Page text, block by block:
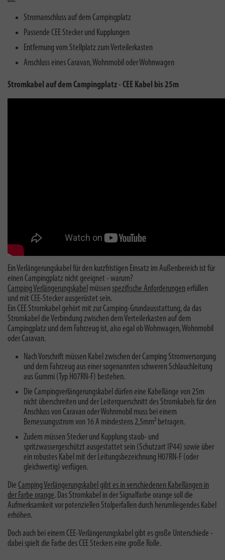
Stromanschluss auf dem Campingplatz
Passende CEE Stecker und Kupplungen
Entfernung vom Stellplatz zum Verteilerkasten
Anschluss eines Caravan, Wohnmobil oder Wohnwagen
Stromkabel auf dem Campingplatz - CEE Kabel bis 25m
Ein Verlängerungskabel für den kurzfristigen Einsatz im Außenbereich ist für
einen Campingplatz nicht geeignet - warum?
Camping Verlängerungskabel müssen spezifische Anforderungen erfüllen
und mit CEE-Stecker ausgerüstet sein.
Ein CEE Stromkabel gehört mit zur Camping-Grundausstattung, da das
Stromkabel die Verbindung zwischen dem Verteilerkasten auf dem
Campingplatz und dem Fahrzeug ist, also egal ob Wohnwagen, Wohnmobil
oder Caravan.
Nach Vorschrift müssen Kabel zwischen der Camping Stromversorgung
und dem Fahrzeug aus einer sogenannten schweren Schlauchleitung
aus Gummi (Typ H07RN-F) bestehen.
Die Campingverlängerungskabel dürfen eine Kabellänge von 25m
nicht überschreiten und der Leiterquerschnitt des Stromkabels für den
Anschluss von Caravan oder Wohnmobil muss bei einem
Bemessungsstrom von 16 A mindestens 2,5mm² betragen.
Zudem müssen Stecker und Kupplung staub- und
spritzwassergeschützt ausgestattet sein (Schutzart IP44) sowie über
ein robustes Kabel mit der Leitungsbezeichnung H07RN-F (oder
gleichwertig) verfügen.
Die Camping Verlängerungskabel gibt es in verschiedenen Kabellängen in
der Farbe orange. Das Stromkabel in der Signalfarbe orange soll die
Aufmerksamkeit vor potenziellen Stolperfallen durch herumliegendes Kabel
erhöhen.
Doch auch bei einem CEE-Verlängerungskabel gibt es große Unterschiede -
dabei spielt die Farbe des CEE Steckers eine große Rolle.